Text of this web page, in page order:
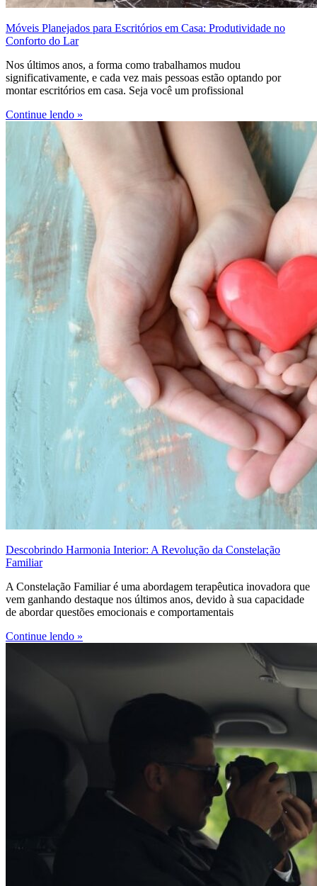
Móveis Planejados para Escritórios em Casa: Produtividade no
Conforto do Lar
Nos últimos anos, a forma como trabalhamos mudou
significativamente, e cada vez mais pessoas estão optando por
montar escritórios em casa. Seja você um profissional
Continue lendo »
Descobrindo Harmonia Interior: A Revolução da Constelação
Familiar
A Constelação Familiar é uma abordagem terapêutica inovadora que
vem ganhando destaque nos últimos anos, devido à sua capacidade
de abordar questões emocionais e comportamentais
Continue lendo »